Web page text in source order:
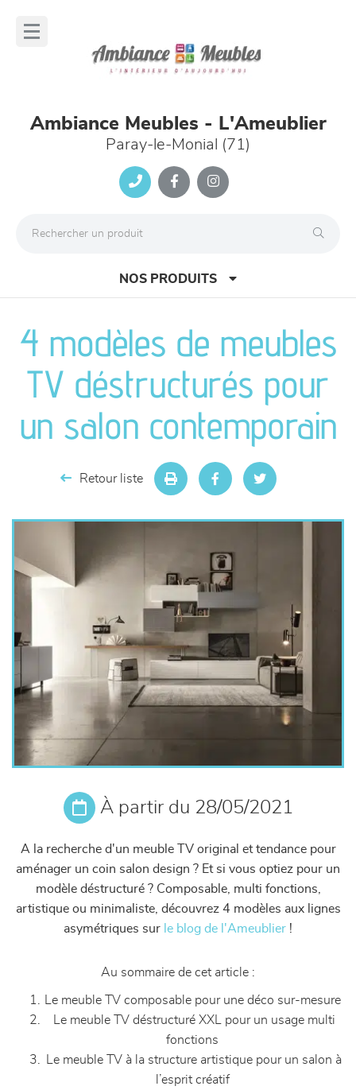
Ambiance Meubles - L'Ameublier
Paray-le-Monial (71)
NOS PRODUITS
canapés et fauteuils
séjours
chambres et dressing
décoration
4 modèles de meubles
TV déstructurés pour
un salon contemporain
Retour liste
À partir du 28/05/2021
A la recherche d'un meuble TV original et tendance pour
aménager un coin salon design ? Et si vous optiez pour un
modèle déstructuré ? Composable, multi fonctions,
artistique ou minimaliste, découvrez 4 modèles aux lignes
asymétriques sur le blog de l'Ameublier !
Au sommaire de cet article :
Le meuble TV composable pour une déco sur-mesure
Le meuble TV déstructuré XXL pour un usage multi
fonctions
Le meuble TV à la structure artistique pour un salon à
l’esprit créatif